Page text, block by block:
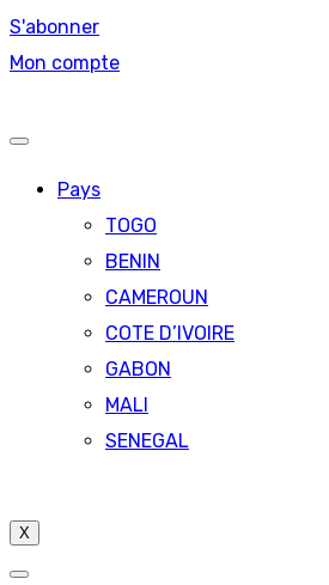
S'abonner
Mon compte
Pays
TOGO
BENIN
CAMEROUN
COTE D’IVOIRE
GABON
MALI
SENEGAL
X